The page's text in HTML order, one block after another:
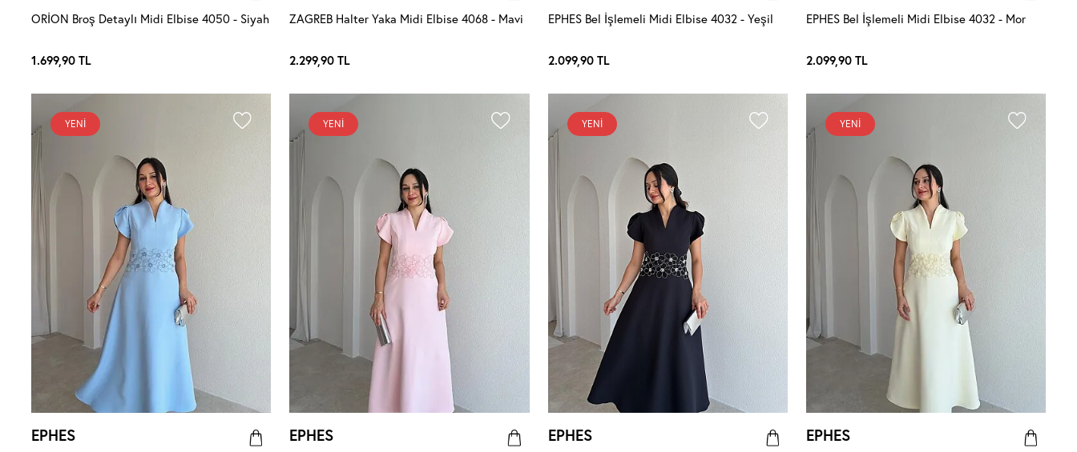
ORİON Broş Detaylı Midi Elbise 4050 - Siyah
1.699,90 TL
ZAGREB Halter Yaka Midi Elbise 4068 - Mavi
2.299,90 TL
EPHES Bel İşlemeli Midi Elbise 4032 - Yeşil
2.099,90TL
EPHES Bel İşlemeli Midi Elbise 4032 - Mor
2.099,90TL
YENI
EPHES
YENI
EPHES
YENI
EPHES
YENI
EPHES